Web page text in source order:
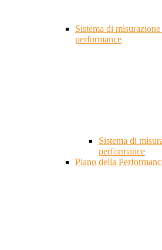
Sistema di
performance
Sistema di
performance
Piano della